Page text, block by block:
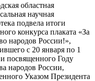
областная
научная
подвела итоги
конкурса плаката «За
народов России!»,
с 20 января по 1
посвященного Году
народов России,
Указом Президента